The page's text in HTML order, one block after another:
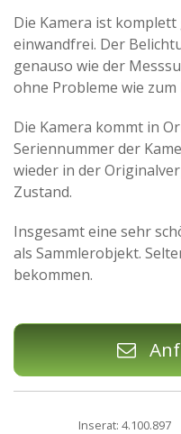
Die Kamera ist
einwandfrei. Der
genauso wie der
ohne Probleme wie
Die Kamera kommt in
Seriennummer der
wieder in der
Zustand.
Insgesamt eine sehr
als Sammlerobjekt.
bekommen.
Inserat: 4.100.897